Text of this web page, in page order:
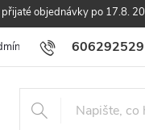
objednávky po 17.8.
606292529
Podmínky